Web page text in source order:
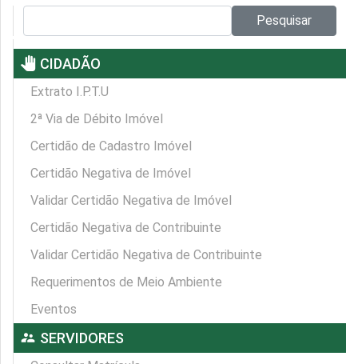
Pesquisar
pan_tool CIDADÃO
Extrato I.P.T.U
2ª Via de Débito Imóvel
Certidão de Cadastro Imóvel
Certidão Negativa de Imóvel
Validar Certidão Negativa de Imóvel
Certidão Negativa de Contribuinte
Validar Certidão Negativa de Contribuinte
Requerimentos de Meio Ambiente
Eventos
supervisor_account SERVIDORES